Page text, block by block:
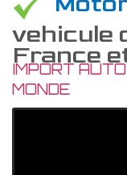
vehicule
France
IMPORT
MONDE